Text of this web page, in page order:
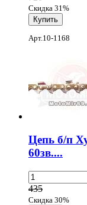
Скидка 31%
Арт.10-1168
Цепь б/п
60зв....
435
Скидка 30%